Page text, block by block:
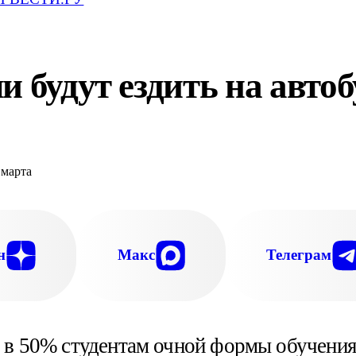
будут ездить на
Макс Телеграм
в 50% студентам очной формы